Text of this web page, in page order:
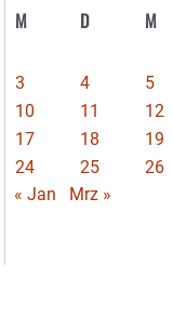
M D M
3
4 5
10
11 12
17
18 19
24
25 26
« Jan
Mrz »